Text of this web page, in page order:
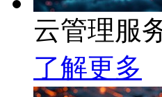
云管理服
了解更多